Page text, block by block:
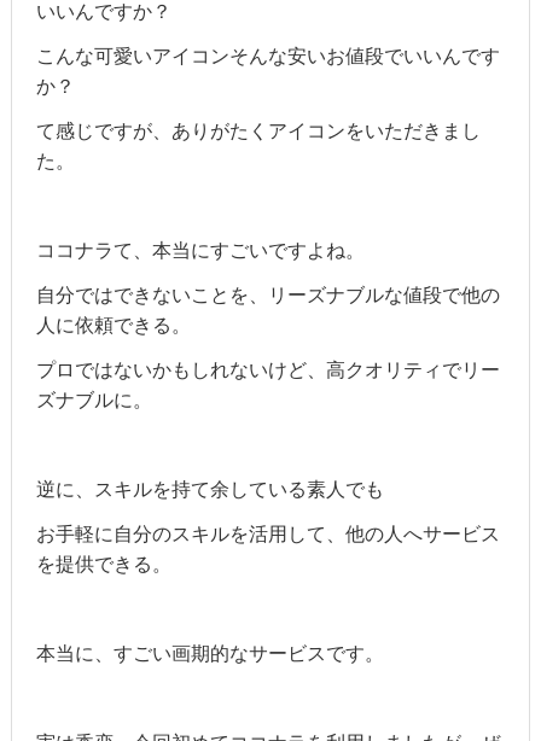
いいんですか？
こんな可愛いアイコンそんな安いお値段でいいんです
か？
て感じですが、ありがたくアイコンをいただきまし
た。
ココナラて、本当にすごいですよね。
自分ではできないことを、リーズナブルな値段で他の
人に依頼できる。
プロではないかもしれないけど、高クオリティでリー
ズナブルに。
逆に、スキルを持て余している素人でも
お手軽に自分のスキルを活用して、他の人へサービス
を提供できる。
本当に、すごい画期的なサービスです。